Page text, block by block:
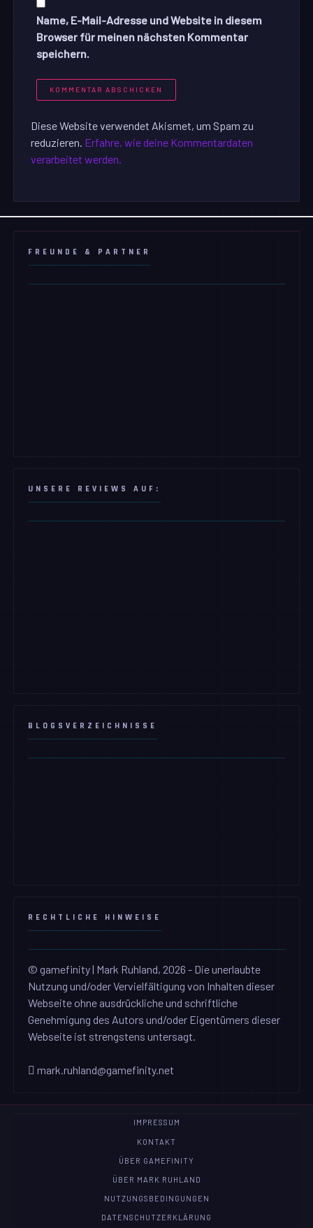
Name, E-Mail-Adresse und Website in diesem
Browser für meinen nächsten Kommentar
speichern.
Diese Website verwendet Akismet, um Spam zu
reduzieren. Erfahre, wie deine Kommentardaten
verarbeitet werden.
FREUNDE & PARTNER
UNSERE REVIEWS AUF:
BLOGSVERZEICHNISSE
RECHTLICHE HINWEISE
© gamefinity | Mark Ruhland, 2026 - Die unerlaubte
Nutzung und/oder Vervielfältigung von Inhalten dieser
Webseite ohne ausdrückliche und schriftliche
Genehmigung des Autors und/oder Eigentümers dieser
Webseite ist strengstens untersagt.
mark.ruhland@gamefinity.net
IMPRESSUM
KONTAKT
ÜBER GAMEFINITY
ÜBER MARK RUHLAND
NUTZUNGSBEDINGUNGEN
DATENSCHUTZERKLÄRUNG